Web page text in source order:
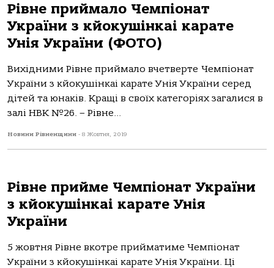
Рівне приймало Чемпіонат
України з кйокушінкаі карате
Унія України (ФОТО)
Вихідними Рівне приймало вчетверте Чемпіонат
України з кйокушінкаі карате Унія України серед
дітей та юнаків. Кращі в своїх категоріях загалися в
залі НВК №26. – Рівне...
Новини Рівненщини - 8 Жовтня, 2019
Рівне прийме Чемпіонат України
з кйокушінкаі карате Унія
України
5 жовтня Рівне вкотре прийматиме Чемпіонат
України з кйокушінкаі карате Унія України. Ці